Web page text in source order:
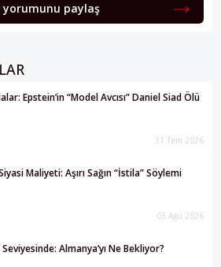
yorumunu paylaş
Epstein’in “Model Avcısı” Daniel Siad Ölü
31 Tem 2026
Maliyeti: Aşırı Sağın “İstila” Söylemi
03 Ağu 2026
Almanya’yı Ne Bekliyor?